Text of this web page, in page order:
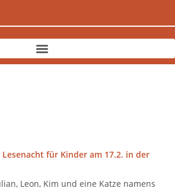
für Kinder am 17.2. in der
Leon, Kim und eine Katze namens